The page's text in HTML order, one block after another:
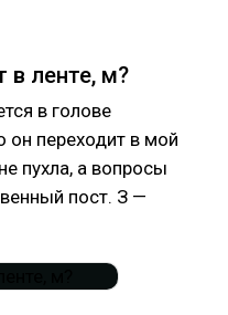
в ленте, м?
в голове
он переходит в мой
пухла, а вопросы
пост. З —